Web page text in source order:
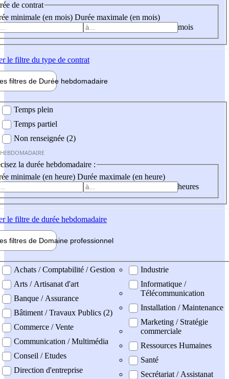
de contrat
minimale (en mois) Durée maximale (en mois)
mois
le filtre du type de contrat
filtres de Durée hebdomadaire
Temps plein
Temps partiel
Non renseignée (2)
la durée hebdomadaire :
minimale (en heure) Durée maximale (en heure)
heures
le filtre de durée hebdomadaire
filtres de Domaine professionnel
professionel
Achats / Comptabilité / Gestion
Arts / Artisanat d'art
Banque / Assurance
Bâtiment / Travaux Publics (2)
Commerce / Vente
Communication / Multimédia
Conseil / Etudes
Direction d'entreprise
Industrie
Informatique /
Télécommunication
Installation / Maintenance
Marketing / Stratégie
commerciale
Ressources Humaines
Santé
Secrétariat / Assistanat